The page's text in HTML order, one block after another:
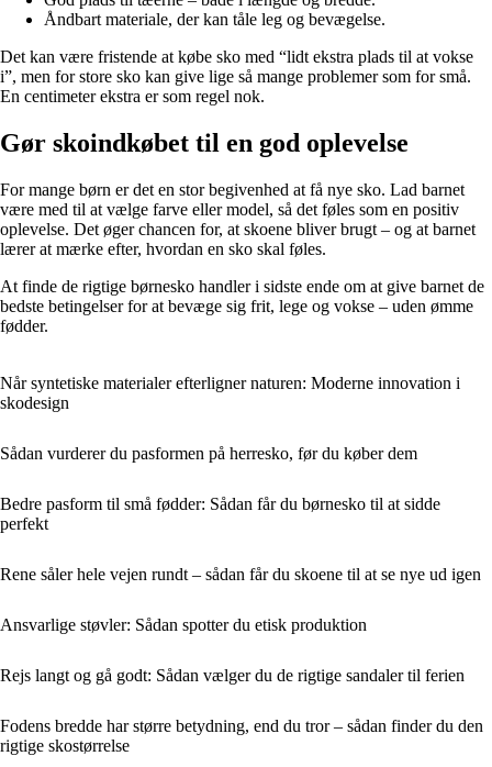
Åndbart materiale, der kan tåle leg og bevægelse.
Det kan være fristende at købe sko med “lidt ekstra plads til at vokse
i”, men for store sko kan give lige så mange problemer som for små.
En centimeter ekstra er som regel nok.
Gør skoindkøbet til en god oplevelse
For mange børn er det en stor begivenhed at få nye sko. Lad barnet
være med til at vælge farve eller model, så det føles som en positiv
oplevelse. Det øger chancen for, at skoene bliver brugt – og at barnet
lærer at mærke efter, hvordan en sko skal føles.
At finde de rigtige børnesko handler i sidste ende om at give barnet de
bedste betingelser for at bevæge sig frit, lege og vokse – uden ømme
fødder.
Når syntetiske materialer efterligner naturen: Moderne innovation i
skodesign
Sådan vurderer du pasformen på herresko, før du køber dem
Bedre pasform til små fødder: Sådan får du børnesko til at sidde
perfekt
Rene såler hele vejen rundt – sådan får du skoene til at se nye ud igen
Ansvarlige støvler: Sådan spotter du etisk produktion
Rejs langt og gå godt: Sådan vælger du de rigtige sandaler til ferien
Fodens bredde har større betydning, end du tror – sådan finder du den
rigtige skostørrelse